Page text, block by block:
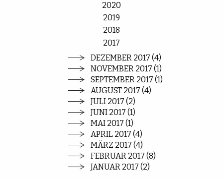
2020
2019
2018
2017
DEZEMBER 2017 (4)
NOVEMBER 2017 (1)
SEPTEMBER 2017 (1)
AUGUST 2017 (4)
JULI 2017 (2)
JUNI 2017 (1)
MAI 2017 (1)
APRIL 2017 (4)
MÄRZ 2017 (4)
FEBRUAR 2017 (8)
JANUAR 2017 (2)